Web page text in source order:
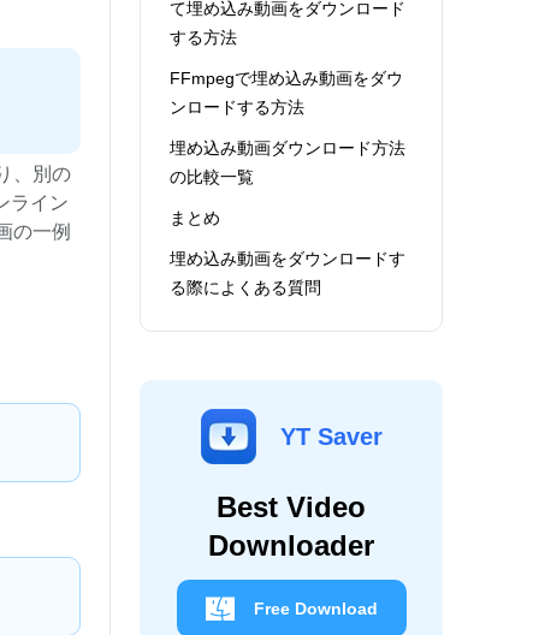
、別の
ライン
の一例
て埋め込み動画をダウンロード
する方法
FFmpegで埋め込み動画をダウ
ンロードする方法
埋め込み動画ダウンロード方法
の比較一覧
まとめ
埋め込み動画をダウンロードす
る際によくある質問
YT Saver
Best Video
Downloader
Free Download